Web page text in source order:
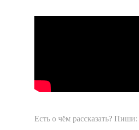
Есть о чём рассказать? Пиши: